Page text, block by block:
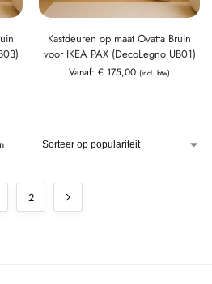
Kastdeuren op maat Ovatta Bruin
voor IKEA PAX (DecoLegno UB01)
Vanaf: € 175,00 (incl. btw)
2